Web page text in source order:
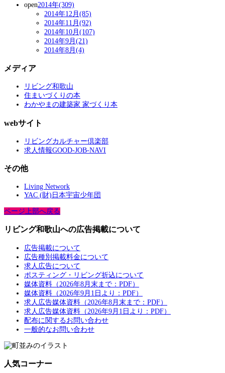
open2014年(309)
2014年12月(85)
2014年11月(92)
2014年10月(107)
2014年9月(21)
2014年8月(4)
メディア
リビング和歌山
住まいづくりの本
わかやまの建築家 家づくり本
webサイト
リビングカルチャー倶楽部
求人情報GOOD-JOB-NAVI
その他
Living Network
YAC (財)日本宇宙少年団
ページ上部へ戻る
リビング和歌山への広告掲載について
広告掲載について
広告種別掲載料金について
求人広告について
ポスティング・リビング折込について
媒体資料（2026年8月末まで：PDF）
媒体資料（2026年9月1日より：PDF）
求人広告媒体資料（2026年8月末まで：PDF）
求人広告媒体資料（2026年9月1日より：PDF）
配布に関するお問い合わせ
一般的なお問い合わせ
人気コーナー